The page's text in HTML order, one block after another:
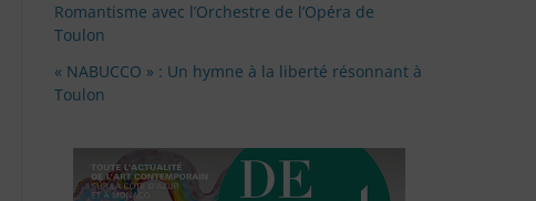
Romantisme avec l’Orchestre de l’Opéra de
Toulon
« NABUCCO » : Un hymne à la liberté résonnant à
Toulon